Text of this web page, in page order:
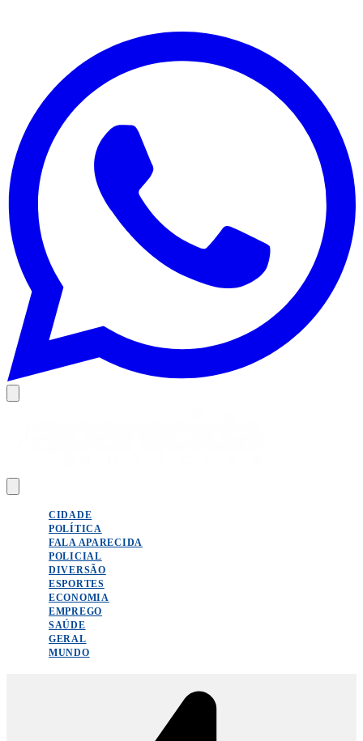
CIDADE
POLÍTICA
FALA APARECIDA
POLICIAL
DIVERSÃO
ESPORTES
ECONOMIA
EMPREGO
SAÚDE
GERAL
MUNDO